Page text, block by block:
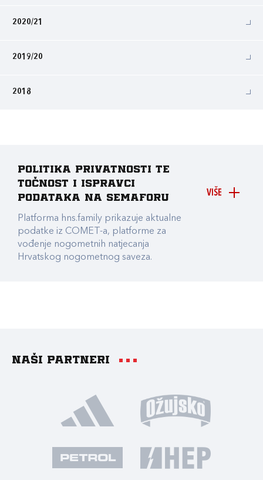
2020/21
2019/20
2018
VIŠE
Politika privatnosti te
točnost i ispravci
podataka na Semaforu
Platforma hns.family prikazuje aktualne
podatke iz COMET-a, platforme za
vođenje nogometnih natjecanja
Hrvatskog nogometnog saveza.
Naši partneri